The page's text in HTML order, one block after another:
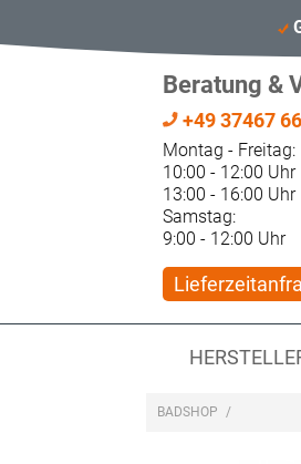
Beratung &
+49 37467
Montag - Freitag:
10:00 - 12:00 Uhr
13:00 - 16:00 Uhr
Samstag:
9:00 - 12:00 Uhr
BADSHOP /